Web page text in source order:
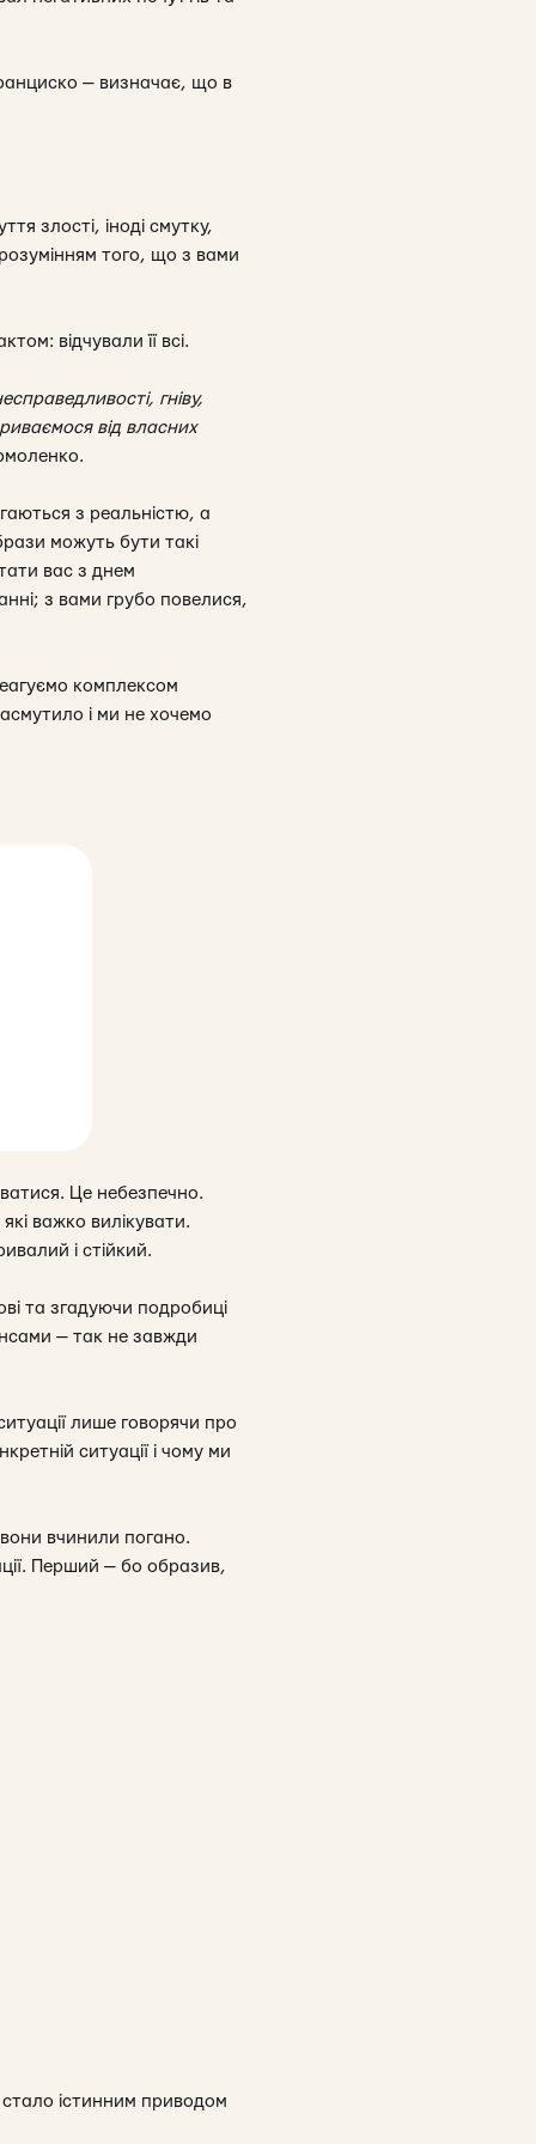
— визначає, що в
злості, іноді смутку,
того, що з вами
відчували її всі.
гніву,
від власних
.
з реальністю, а
можуть бути такі
вас з днем
з вами грубо повелися,
комплексом
і ми не хочемо
Це небезпечно.
важко вилікувати.
і стійкий.
та згадуючи подробиці
— так не завжди
лише говорячи про
ситуації і чому ми
вчинили погано.
Перший — бо образив,
істинним приводом